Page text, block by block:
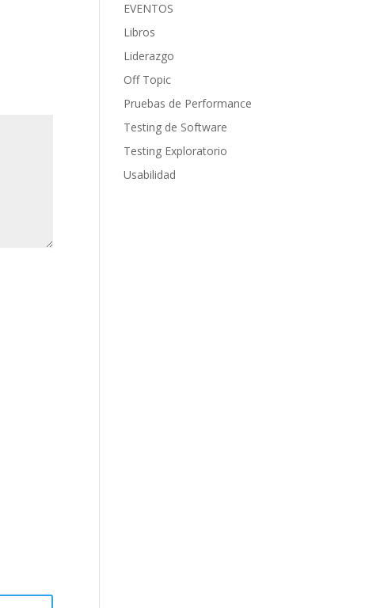
EVENTOS
Libros
Liderazgo
Off Topic
Pruebas de Performance
Testing de Software
Testing Exploratorio
Usabilidad